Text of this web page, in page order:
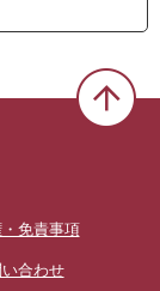
免責事項
合わせ